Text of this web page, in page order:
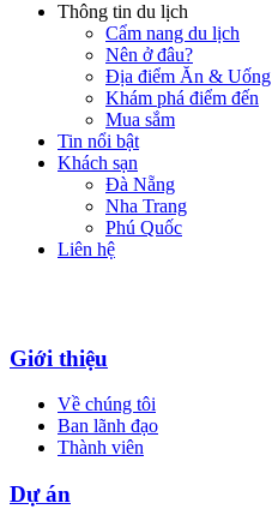
Thông tin du lịch
Cẩm nang du lịch
Nên ở đâu?
Địa điểm Ăn & Uống
Khám phá điểm đến
Mua sắm
Tin nổi bật
Khách sạn
Đà Nẵng
Nha Trang
Phú Quốc
Liên hệ
Giới thiệu
Về chúng tôi
Ban lãnh đạo
Thành viên
Dự án